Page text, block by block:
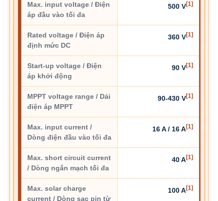
Max. input voltage / Điện
áp đầu vào tối đa
500 V[1]
Rated voltage / Điện áp
định mức DC
360 V[1]
Start-up voltage / Điện
áp khởi động
90 V[1]
MPPT voltage range / Dải
điện áp MPPT
90-430 V[1]
Max. input current /
Dòng điện đầu vào tối đa
16 A / 16 A[1]
Max. short circuit current
/ Dòng ngắn mạch tối đa
40 A[1]
Max. solar charge
current / Dòng sạc pin từ
100 A[1]